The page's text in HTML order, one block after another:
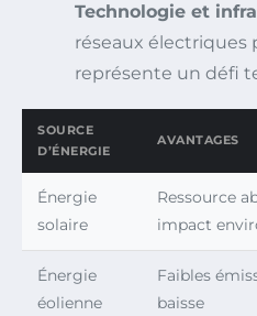
Technologie et
réseaux électriques
représente un défi
SOURCE
D’ÉNERGIE
AVANTAGES
Énergie
solaire
Ressource
impact
Énergie
éolienne
Faibles
baisse